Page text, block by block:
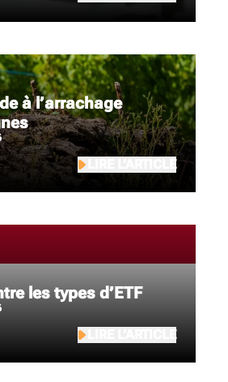
à l’arrachage
les types d’ETF